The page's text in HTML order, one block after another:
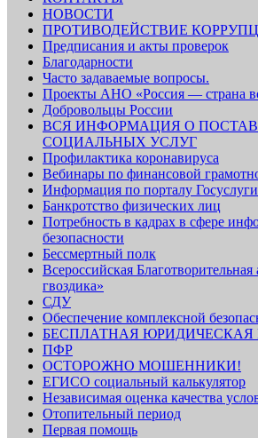
НОВОСТИ
ПРОТИВОДЕЙСТВИЕ
Предписания и акты проверок
Благодарности
Часто задаваемые вопросы.
Проекты АНО «Россия — страна
Добровольцы России
ВСЯ ИНФОРМАЦИЯ О
СОЦИАЛЬНЫХ УСЛУГ
Профилактика коронавируса
Вебинары по финансовой
Информация по порталу Госуслуги
Банкротство физических лиц
Потребность в кадрах в сфере
безопасности
Бессмертный полк
Всероссийская
гвоздика»
СДУ
Обеспечение комплексной
БЕСПЛАТНАЯ
ПФР
ОСТОРОЖНО МОШЕННИКИ!
ЕГИСО социальный калькулятор
Независимая оценка качества
Отопительный период
Первая помощь